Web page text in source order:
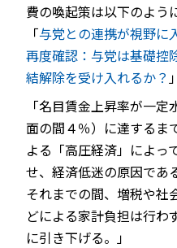
費の喚起策は以下のよう
「与党との連携が視野に
再度確認：与党は基礎控
結解除を受け入れるか？
「名目賃金上昇率が一
面の間４％）に達するま
よる「高圧経済」によっ
せ、経済低迷の原因であ
それまでの間、増税や社
どによる家計負担は行わ
に引き下げる。」